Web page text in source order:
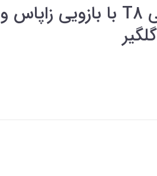
سپر عقب دو محور کی‌ام‌سی T8 با بازویی زاپاس و